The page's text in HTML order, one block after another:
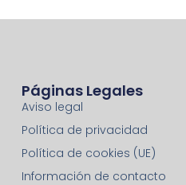
Páginas Legales
Aviso legal
Política de privacidad
Política de cookies (UE)
Información de contacto